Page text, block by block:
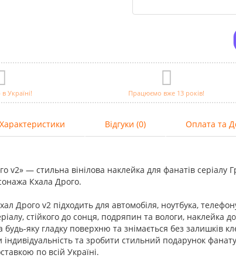
Україні! Працюємо вже 13 років!
Характеристики Відгуки (0) Оплата та
v2» — стильна вінілова наклейка для фанатів серіалу
Кхала Дрого.
Дрого v2 підходить для автомобіля, ноутбука,
стійкого до сонця, подряпин та вологи, наклейка
будь-яку гладку поверхню та знімається без залишків
індивідуальність та зробити стильний подарунок
по всій Україні.